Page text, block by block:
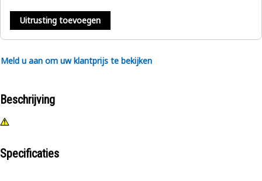
Uitrusting toevoegen
Meld u aan om uw klantprijs te bekijken
Beschrijving
Specificaties